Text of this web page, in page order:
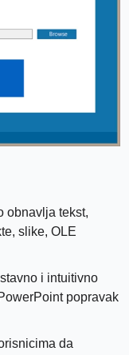
obnavlja tekst,
slike, OLE
i intuitivno
popravak
da